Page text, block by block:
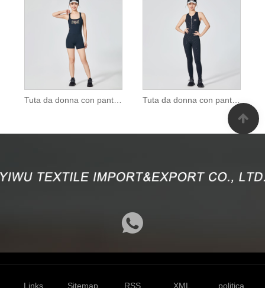
Tuta da donna con pantaloni lunghi con cerniera
Links Sitemap RSS XML politica